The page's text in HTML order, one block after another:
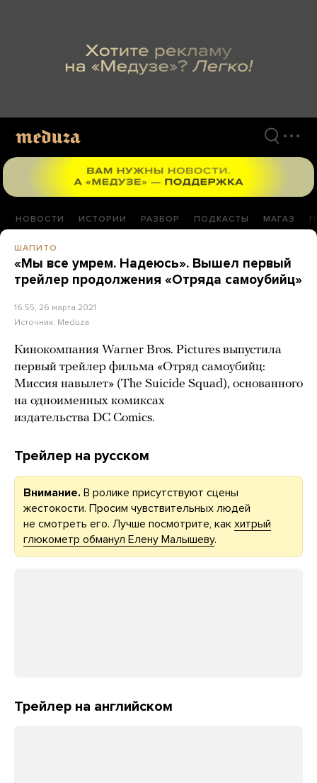
НОВОСТИ ИСТОРИИ РАЗБОР ПОДКАСТЫ МАГАЗ
ШАПИТО
«Мы все умрем. Надеюсь». Вышел первый
трейлер продолжения «Отряда самоубийц»
16:55, 26 марта 2021
Источник: Meduza
Кинокомпания Warner Bros. Pictures выпустила
первый трейлер фильма «Отряд самоубийц:
Миссия навылет» (The Suicide Squad), основанного
на одноименных комиксах
издательства DC Comics.
Трейлер на русском
Внимание. В ролике присутствуют сцены
жестокости. Просим чувствительных людей
не смотреть его. Лучше посмотрите, как хитрый
глюкометр обманул Елену Малышеву.
Трейлер на английском